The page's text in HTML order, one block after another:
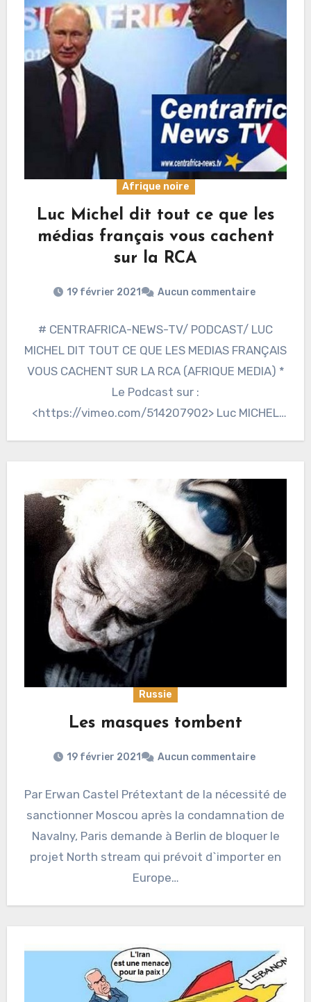
Afrique noire
Luc Michel dit tout ce que les
médias français vous cachent
sur la RCA
19 février 2021 Aucun commentaire
# CENTRAFRICA-NEWS-TV/ PODCAST/ LUC
MICHEL DIT TOUT CE QUE LES MEDIAS FRANÇAIS
VOUS CACHENT SUR LA RCA (AFRIQUE MEDIA) *
Le Podcast sur :
<https://vimeo.com/514207902> Luc MICHEL
Russie
Les masques tombent
19 février 2021 Aucun commentaire
Par Erwan Castel Prétextant de la nécessité de
sanctionner Moscou après la condamnation de
Navalny, Paris demande à Berlin de bloquer le
projet North stream qui prévoit d`importer en
Europe…